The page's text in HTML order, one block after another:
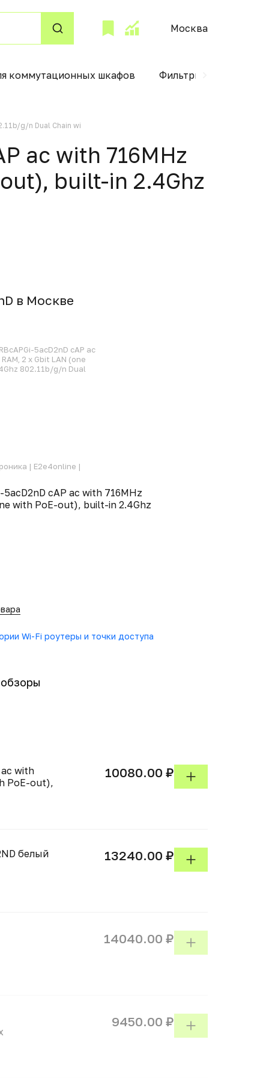
Москва
коммутационных шкафов Фильтры
g/n Dual Chain wi
ac with 716MHz
built-in 2.4Ghz
в Москвe
5acD2nD cAP ac
2 x Gbit LAN (one
802.11b/g/n Dual
| E2e4online |
cAP ac with 716MHz
with PoE-out), built-in 2.4Ghz
Wi-Fi роутеры и точки доступа
ac with
PoE-out),
10080.00 ₽
белый 13240.00 ₽
14040.00 ₽
9450.00 ₽